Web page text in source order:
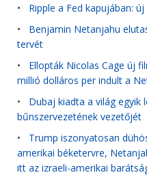
• Ripple a Fed kapujában:
• Benjamin Netanjahu
tervét
• Ellopták Nicolas Cage új
millió dolláros per indult a
• Dubaj kiadta a világ egyik
bűnszervezetének vezetőjét
• Trump iszonyatosan
amerikai béketervre,
itt az izraeli-amerikai